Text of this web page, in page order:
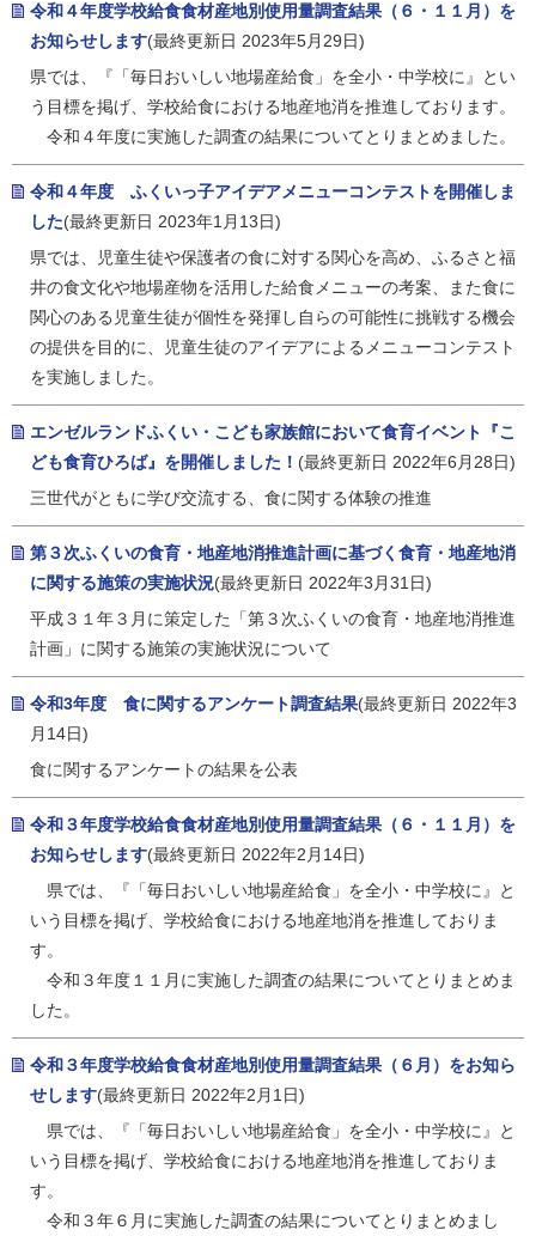
令和４年度学校給食食材産地別使用量調査結果（６・１１月）を
お知らせします(最終更新日 2023年5月29日)
県では、『「毎日おいしい地場産給食」を全小・中学校に』とい
う目標を掲げ、学校給食における地産地消を推進しております。
令和４年度に実施した調査の結果についてとりまとめました。
令和４年度 ふくいっ子アイデアメニューコンテストを開催しま
した(最終更新日 2023年1月13日)
県では、児童生徒や保護者の食に対する関心を高め、ふるさと福
井の食文化や地場産物を活用した給食メニューの考案、また食に
関心のある児童生徒が個性を発揮し自らの可能性に挑戦する機会
の提供を目的に、児童生徒のアイデアによるメニューコンテスト
を実施しました。
エンゼルランドふくい・こども家族館において食育イベント『こ
ども食育ひろば』を開催しました！ (最終更新日 2022年6月28日)
三世代がともに学び交流する、食に関する体験の推進
第３次ふくいの食育・地産地消推進計画に基づく食育・地産地消
に関する施策の実施状況(最終更新日 2022年3月31日)
平成３１年３月に策定した「第３次ふくいの食育・地産地消推進
計画」に関する施策の実施状況について
令和3年度 食に関するアンケート調査結果(最終更新日 2022年3
月14日)
食に関するアンケートの結果を公表
令和３年度学校給食食材産地別使用量調査結果（６・１１月）を
お知らせします(最終更新日 2022年2月14日)
県では、『「毎日おいしい地場産給食」を全小・中学校に』と
いう目標を掲げ、学校給食における地産地消を推進しておりま
す。
令和３年度１１月に実施した調査の結果についてとりまとめま
した。
令和３年度学校給食食材産地別使用量調査結果（６月）をお知ら
せします(最終更新日 2022年2月1日)
県では、『「毎日おいしい地場産給食」を全小・中学校に』と
いう目標を掲げ、学校給食における地産地消を推進しておりま
す。
令和３年６月に実施した調査の結果についてとりまとめまし